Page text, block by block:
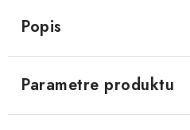
Popis
Parametre produktu